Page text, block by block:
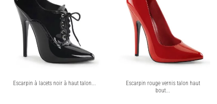
Escarpin à lacets noir à haut talon...
Escarpin rouge vernis talon haut
bout...